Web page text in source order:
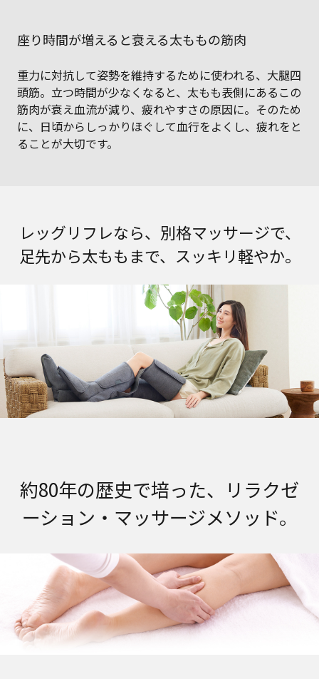
座り時間が増えると衰える太ももの筋肉
重力に対抗して姿勢を維持するために使われる、大腿四
頭筋。立つ時間が少なくなると、太もも表側にあるこの
筋肉が衰え血流が減り、疲れやすさの原因に。そのため
に、日頃からしっかりほぐして血行をよくし、疲れをと
ることが大切です。
レッグリフレなら、別格マッサージで、
足先から太ももまで、スッキリ軽やか。
約80年の歴史で培った、リラクゼ
ーション・マッサージメソッド。